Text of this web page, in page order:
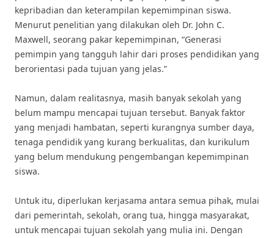
kepribadian dan keterampilan kepemimpinan siswa.
Menurut penelitian yang dilakukan oleh Dr. John C.
Maxwell, seorang pakar kepemimpinan, “Generasi
pemimpin yang tangguh lahir dari proses pendidikan yang
berorientasi pada tujuan yang jelas.”
Namun, dalam realitasnya, masih banyak sekolah yang
belum mampu mencapai tujuan tersebut. Banyak faktor
yang menjadi hambatan, seperti kurangnya sumber daya,
tenaga pendidik yang kurang berkualitas, dan kurikulum
yang belum mendukung pengembangan kepemimpinan
siswa.
Untuk itu, diperlukan kerjasama antara semua pihak, mulai
dari pemerintah, sekolah, orang tua, hingga masyarakat,
untuk mencapai tujuan sekolah yang mulia ini. Dengan